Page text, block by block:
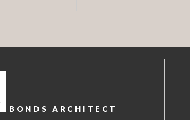
BONDS ARCHITECT